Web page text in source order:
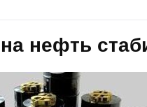
нефть